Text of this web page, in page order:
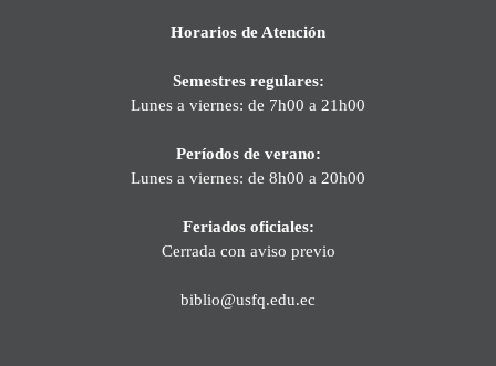
Horarios de Atención
Semestres regulares:
Lunes a viernes: de 7h00 a 21h00
Períodos de verano:
Lunes a viernes: de 8h00 a 20h00
Feriados oficiales:
Cerrada con aviso previo
biblio@usfq.edu.ec